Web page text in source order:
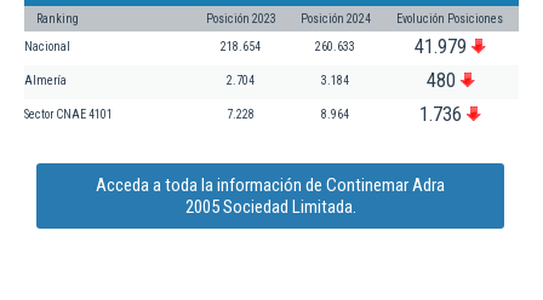
Ranking Posición 2023 Posición 2024 Evolución Posiciones
Nacional 218.654 260.633 41.979
Almería 2.704 3.184 480
Sector CNAE 4101 7.228 8.964 1.736
Acceda a toda la información de Continemar Adra
2005 Sociedad Limitada.